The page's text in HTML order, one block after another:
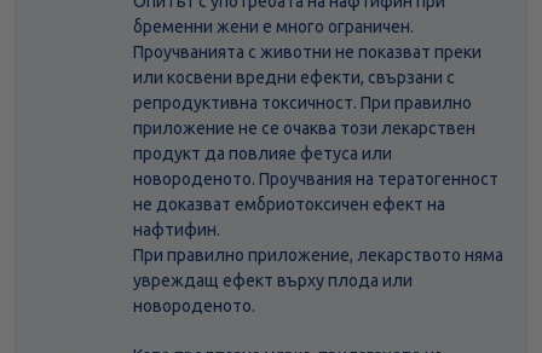
бременни жени е много ограничен.
Проучванията с животни не показват преки
или косвени вредни ефекти, свързани с
репродуктивна токсичност. При правилно
приложение не се очаква този лекарствен
продукт да повлияе фетуса или
новороденото. Проучвания на тератогенност
не доказват ембриотоксичен ефект на
нафтифин.
При правилно приложение, лекарството няма
увреждащ ефект върху плода или
новороденото.